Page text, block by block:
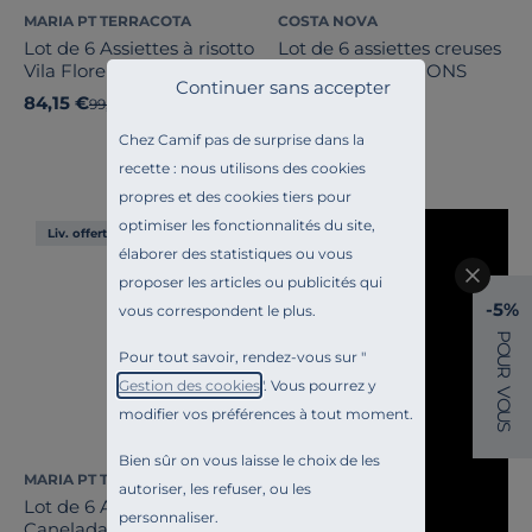
Chez Camif pas de surprise dans la
recette : nous utilisons des cookies
propres et des cookies tiers pour
optimiser les fonctionnalités du site,
élaborer des statistiques ou vous
proposer les articles ou publicités qui
vous correspondent le plus.
Pour tout savoir, rendez-vous sur "
Gestion des cookies". Vous pourrez y
modifier vos préférences à tout moment.
Bien sûr on vous laisse le choix de les
autoriser, les refuser, ou les
personnaliser.
Continuer sans accepter
MARIA PT TERRACOTA
Lot de 6 Assiettes à risotto
Vila Flore
84,15 €Ancien prix
99,00 €
COSTA NOVA
Lot de 6 assiettes creuses
24 cm IMPRESSIONS
Liv. offerte
MARIA PT TERRACOTA
Lot de 6 Assiettes plates
-5%
P
O
U
R
V
O
U
S